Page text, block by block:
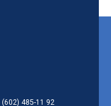
(602) 485-11 92